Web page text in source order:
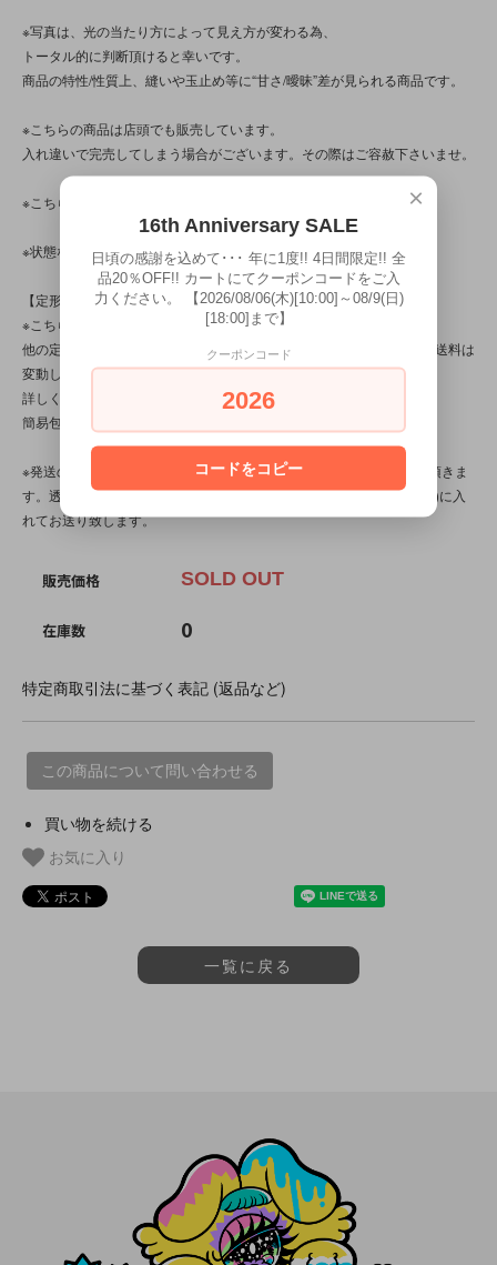
※写真は、光の当たり方によって見え方が変わる為、
トータル的に判断頂けると幸いです。
商品の特性/性質上、縫いや玉止め等に“甘さ/曖昧”差が見られる商品です。
※こちらの商品は店頭でも販売しています。
入れ違いで完売してしまう場合がございます。その際はご容赦下さいませ。
※こちらの商品は、中古・ヴィンテージ品です。
※状態など気になる点がある方は、お気軽にお問い合わせ下さい。
【定形外対応商品】
※こちらの商品は【サイズ規格外・(8)～150gまで】です。
他の定形外対応商品と複数購入される場合は、サイズや重量によって送料は
変動します。送料は【最終注文確認書】で確定します。
詳しくは
簡易包装です。
※発送の際、ぬいぐるみはプチプチ(エアパッキン/緩衝材)を省かせて頂きま
す。透明袋(ＯＰＰ袋)に本体を入れ、紙袋(場合によってはダンボール)に入
れてお送り致します。
販売価格 SOLD OUT
在庫数 0
特定商取引法に基づく表記 (返品など)
この商品について問い合わせる
買い物を続ける
お気に入り
一覧に戻る
×
16th Anniversary SALE
日頃の感謝を込めて･･･ 年に1度!! 4日間限定!! 全
品20％OFF!! カートにてクーポンコードをご入
力ください。 【2026/08/06(木)[10:00]～08/9(日)
[18:00]まで】
クーポンコード
2026
コードをコピー